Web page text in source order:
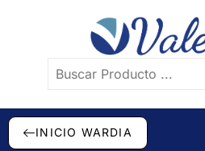
INICIO WARDIA